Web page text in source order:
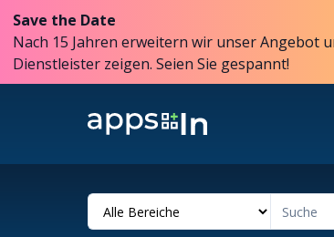
Save the Date
Nach 15 Jahren erweitern wir unser Angebot
Dienstleister zeigen. Seien Sie gespannt!